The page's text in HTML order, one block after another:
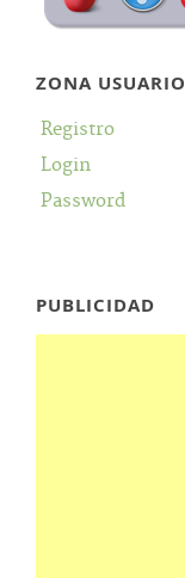
ZONA USUARIO
Registro
Login
Password
PUBLICIDAD